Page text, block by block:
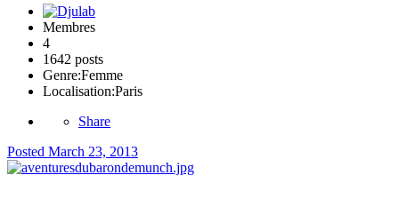
Membres
4
1642 posts
Genre:Femme
Localisation:Paris
Share
Posted March 23, 2013